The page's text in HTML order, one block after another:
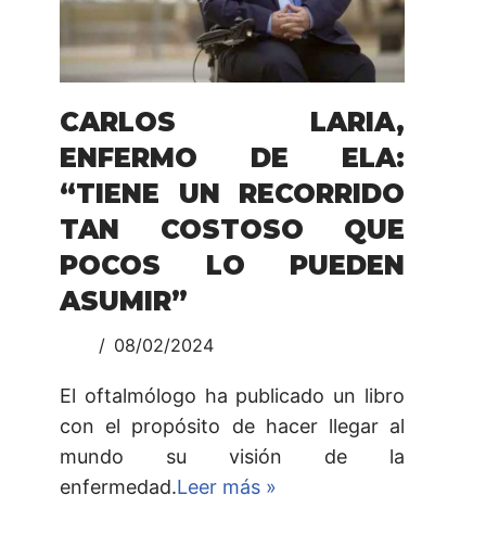
CARLOS LARIA,
ENFERMO DE ELA:
“TIENE UN RECORRIDO
TAN COSTOSO QUE
POCOS LO PUEDEN
ASUMIR”
08/02/2024
El oftalmólogo ha publicado un libro
con el propósito de hacer llegar al
mundo su visión de la
enfermedad.Leer más »